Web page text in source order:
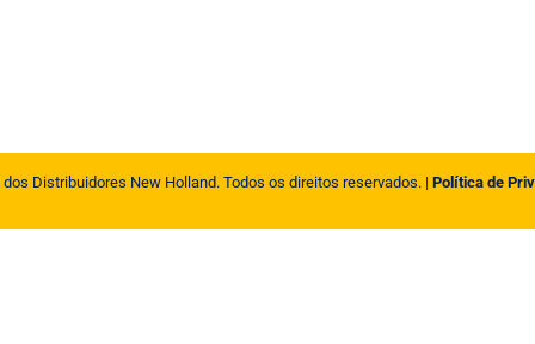
Distribuidores New Holland. Todos os direitos reservados. | Política de